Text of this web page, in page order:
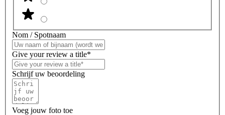
Nom / Spotnaam
Give your review a title*
Schrijf uw beoordeling
Voeg jouw foto toe